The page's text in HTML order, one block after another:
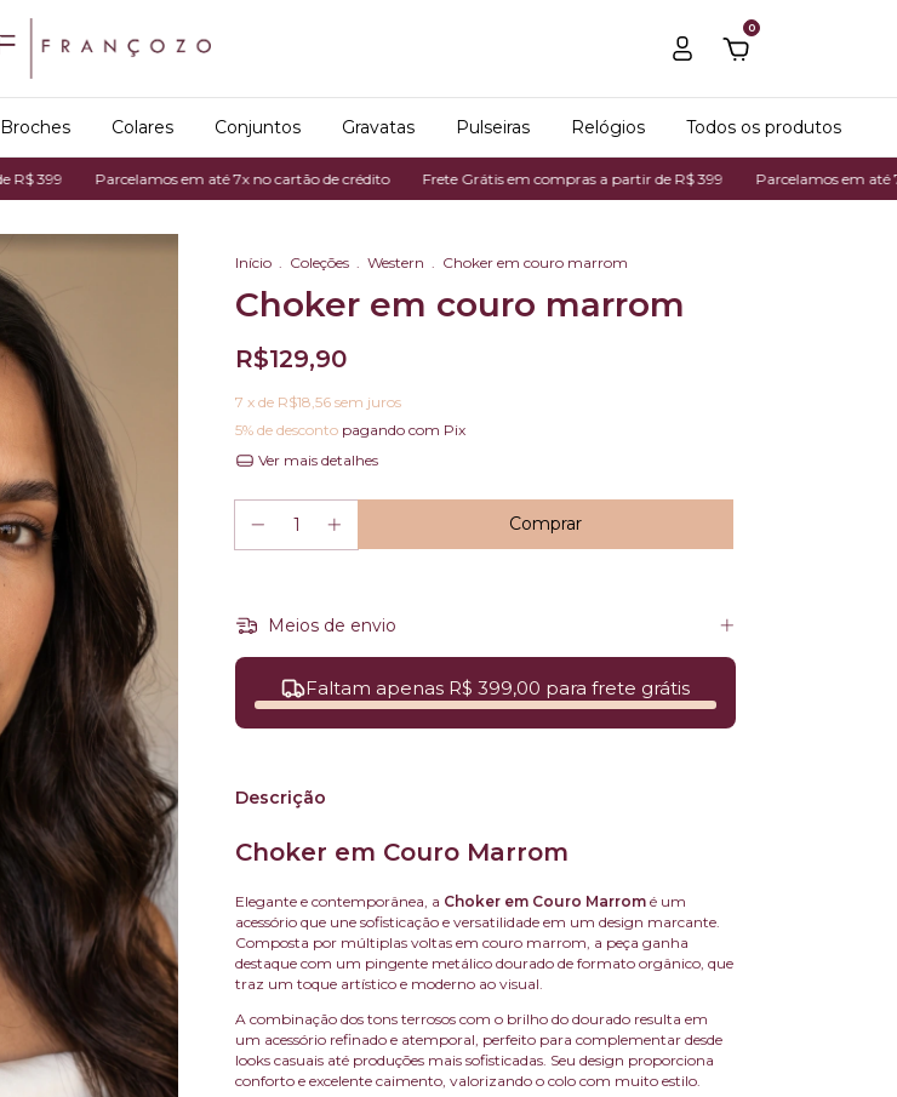
0
Broches Colares Conjuntos Gravatas Pulseiras Relógios Todos os produtos
Parcelamos em até 7x no cartão de crédito Frete Grátis em compras a partir de R$ 399 Parcelamos em até 7x no
Início . Coleções . Western . Choker em couro marrom
Choker em couro marrom
R$129,90
7 x de R$18,56 sem juros
5% de desconto pagando com Pix
Ver mais detalhes
Meios de envio
Faltam apenas R$ 399,00 para frete grátis
Descrição
Choker em Couro Marrom
Elegante e contemporânea, a Choker em Couro Marrom é um
acessório que une sofisticação e versatilidade em um design marcante.
Composta por múltiplas voltas em couro marrom, a peça ganha
destaque com um pingente metálico dourado de formato orgânico, que
traz um toque artístico e moderno ao visual.
A combinação dos tons terrosos com o brilho do dourado resulta em
um acessório refinado e atemporal, perfeito para complementar desde
looks casuais até produções mais sofisticadas. Seu design proporciona
conforto e excelente caimento, valorizando o colo com muito estilo.